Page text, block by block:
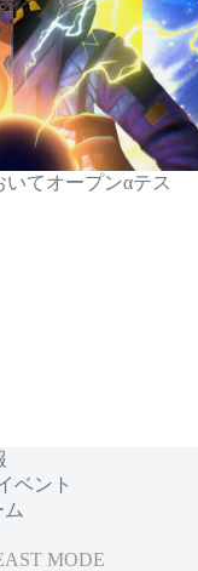
てオープンαテス
ベント
ム
MODE